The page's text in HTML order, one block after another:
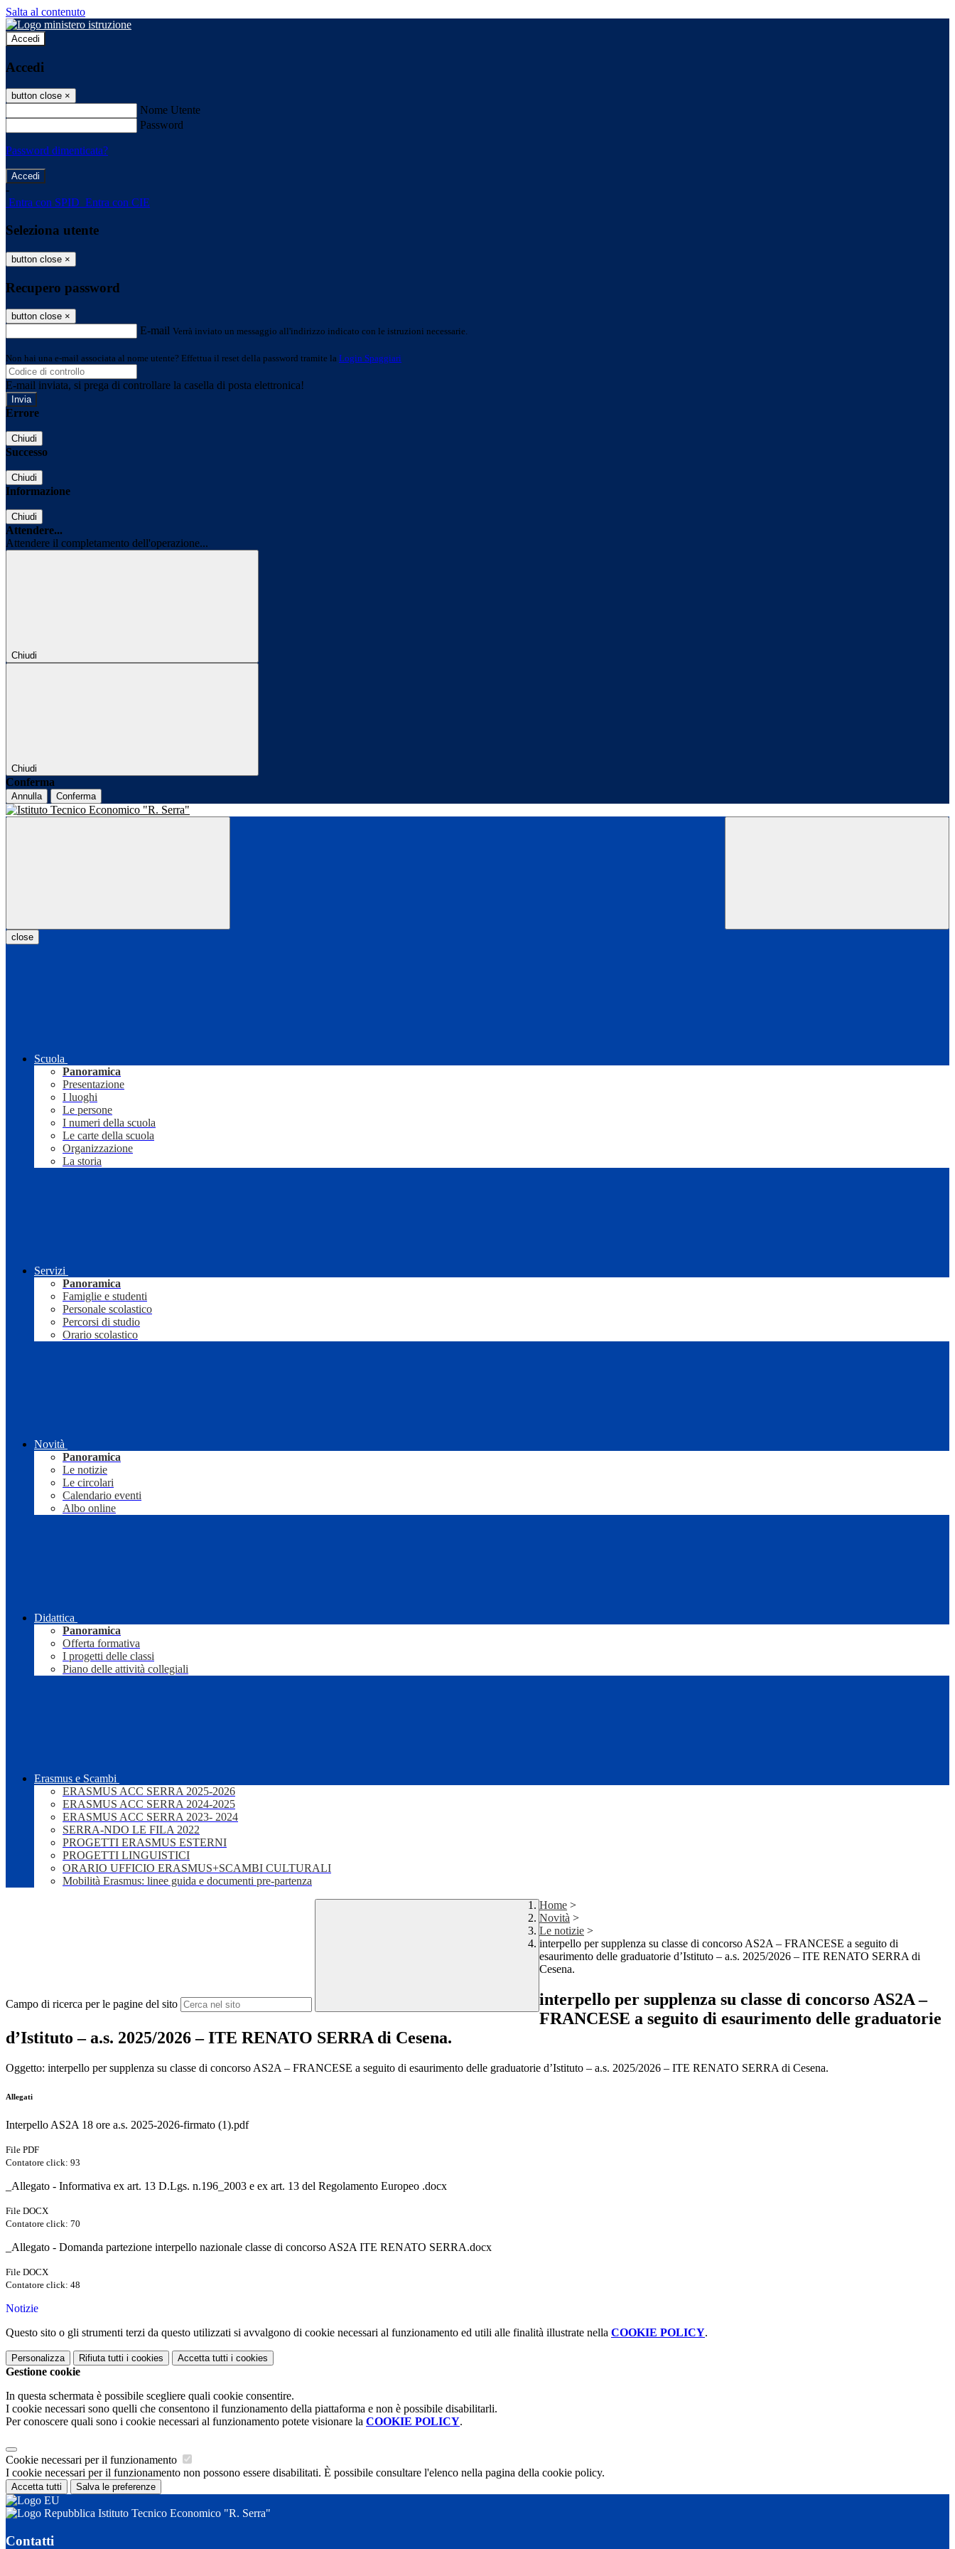
Salta al contenuto
Accedi
Accedi
button close ×
Nome Utente
Password
Password dimenticata?
-
Entra con SPID Entra con CIE
Seleziona utente
button close ×
Recupero password
button close ×
E-mail Verrà inviato un messaggio all'indirizzo indicato con le istruzioni necessarie.
Non hai una e-mail associata al nome utente? Effettua il reset della password tramite la Login Spaggiari
E-mail inviata, si prega di controllare la casella di posta elettronica!
Errore
Chiudi
Successo
Chiudi
Informazione
Chiudi
Attendere...
Attendere il completamento dell'operazione...
Chiudi
Chiudi
Conferma
Annulla Conferma
close
Scuola
Panoramica
Presentazione
I luoghi
Le persone
I numeri della scuola
Le carte della scuola
Organizzazione
La storia
Servizi
Panoramica
Famiglie e studenti
Personale scolastico
Percorsi di studio
Orario scolastico
Novità
Panoramica
Le notizie
Le circolari
Calendario eventi
Albo online
Didattica
Panoramica
Offerta formativa
I progetti delle classi
Piano delle attività collegiali
Erasmus e Scambi
ERASMUS ACC SERRA 2025-2026
ERASMUS ACC SERRA 2024-2025
ERASMUS ACC SERRA 2023- 2024
SERRA-NDO LE FILA 2022
PROGETTI ERASMUS ESTERNI
PROGETTI LINGUISTICI
ORARIO UFFICIO ERASMUS+SCAMBI CULTURALI
Mobilità Erasmus: linee guida e documenti pre-partenza
Campo di ricerca per le pagine del sito
Home >
Novità >
Le notizie >
interpello per supplenza su classe di concorso AS2A – FRANCESE a seguito di
esaurimento delle graduatorie d’Istituto – a.s. 2025/2026 – ITE RENATO SERRA di
Cesena.
interpello per supplenza su classe di concorso AS2A –
FRANCESE a seguito di esaurimento delle graduatorie
d’Istituto – a.s. 2025/2026 – ITE RENATO SERRA di Cesena.
Oggetto: interpello per supplenza su classe di concorso AS2A – FRANCESE a seguito di esaurimento delle graduatorie d’Istituto – a.s. 2025/2026 – ITE RENATO SERRA di Cesena.
Allegati
Interpello AS2A 18 ore a.s. 2025-2026-firmato (1).pdf
File PDF
Contatore click: 93
_Allegato - Informativa ex art. 13 D.Lgs. n.196_2003 e ex art. 13 del Regolamento Europeo .docx
File DOCX
Contatore click: 70
_Allegato - Domanda partezione interpello nazionale classe di concorso AS2A ITE RENATO SERRA.docx
File DOCX
Contatore click: 48
Notizie
Questo sito o gli strumenti terzi da questo utilizzati si avvalgono di cookie necessari al funzionamento ed utili alle finalità illustrate nella COOKIE POLICY.
Personalizza Rifiuta tutti i cookies Accetta tutti i cookies
Gestione cookie
In questa schermata è possibile scegliere quali cookie consentire.
I cookie necessari sono quelli che consentono il funzionamento della piattaforma e non è possibile disabilitarli.
Per conoscere quali sono i cookie necessari al funzionamento potete visionare la COOKIE POLICY.
Cookie necessari per il funzionamento
I cookie necessari per il funzionamento non possono essere disabilitati. È possibile consultare l'elenco nella pagina della cookie policy.
Accetta tutti Salva le preferenze
Istituto Tecnico Economico "R. Serra"
Contatti